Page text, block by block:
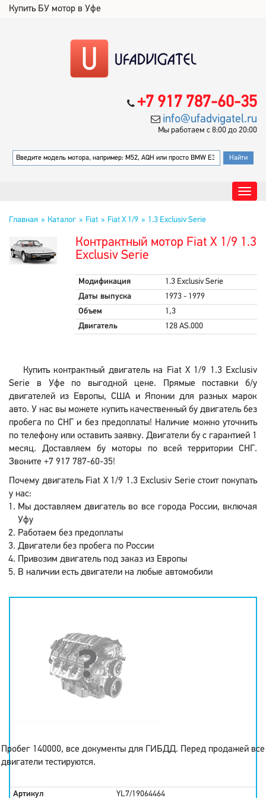
Купить БУ мотор в Уфе
+7 917 787-60-35
info@ufadvigatel.ru
Мы работаем с 8:00 до 20:00
Главная Каталог Fiat Fiat X 1/9 1.3 Exclusiv Serie
Контрактный мотор Fiat X 1/9 1.3
Exclusiv Serie
Модификация
1.3 Exclusiv Serie
Даты выпуска
1973 - 1979
Объем
1,3
Двигатель
128 AS.000
Купить контрактный двигатель на Fiat X 1/9 1.3 Exclusiv
Serie в Уфе по выгодной цене. Прямые поставки б/у
двигателей из Европы, США и Японии для разных марок
авто. У нас вы можете купить качественный бу двигатель без
пробега по СНГ и без предоплаты! Наличие можно уточнить
по телефону или оставить заявку. Двигатели бу с гарантией 1
месяц. Доставляем бу моторы по всей территории СНГ.
Звоните +7 917 787-60-35!
Почему двигатель Fiat X 1/9 1.3 Exclusiv Serie стоит покупать
у нас:
Мы доставляем двигатель во все города России, включая
Уфу
Работаем без предоплаты
Двигатели без пробега по России
Привозим двигатель под заказ из Европы
В наличии есть двигатели на любые автомобили
Пробег 140000, все документы для ГИБДД. Перед продажей все
двигатели тестируются.
Артикул YL7/19064464